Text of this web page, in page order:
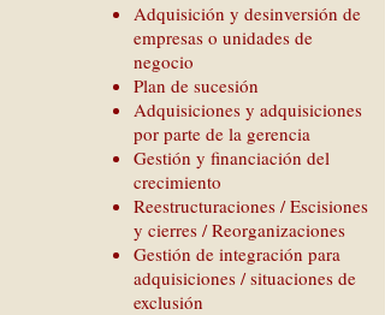
Adquisición y desinversión de
empresas o unidades de
negocio
Plan de sucesión
Adquisiciones y adquisiciones
por parte de la gerencia
Gestión y financiación del
crecimiento
Reestructuraciones / Escisiones
y cierres / Reorganizaciones
Gestión de integración para
adquisiciones / situaciones de
exclusión